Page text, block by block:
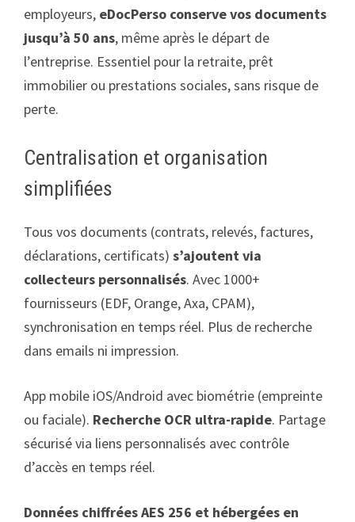
employeurs, eDocPerso conserve vos documents
jusqu’à 50 ans, même après le départ de
l’entreprise. Essentiel pour la retraite, prêt
immobilier ou prestations sociales, sans risque de
perte.
Centralisation et organisation
simplifiées
Tous vos documents (contrats, relevés, factures,
déclarations, certificats) s’ajoutent via
collecteurs personnalisés. Avec 1000+
fournisseurs (EDF, Orange, Axa, CPAM),
synchronisation en temps réel. Plus de recherche
dans emails ni impression.
App mobile iOS/Android avec biométrie (empreinte
ou faciale). Recherche OCR ultra-rapide. Partage
sécurisé via liens personnalisés avec contrôle
d’accès en temps réel.
Données chiffrées AES 256 et hébergées en